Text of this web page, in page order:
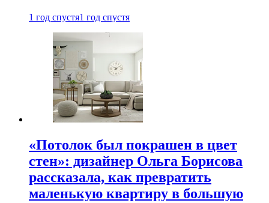
1 год спустя1 год спустя
«Потолок был покрашен в цвет
стен»: дизайнер Ольга Борисова
рассказала, как превратить
маленькую квартиру в большую